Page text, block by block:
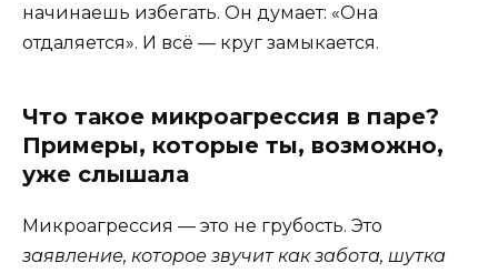
начинаешь избегать. Он думает: «Она
отдаляется». И всё — круг замыкается.
Что такое микроагрессия в паре?
Примеры, которые ты, возможно,
уже слышала
Микроагрессия — это не грубость. Это
заявление, которое звучит как забота, шутка